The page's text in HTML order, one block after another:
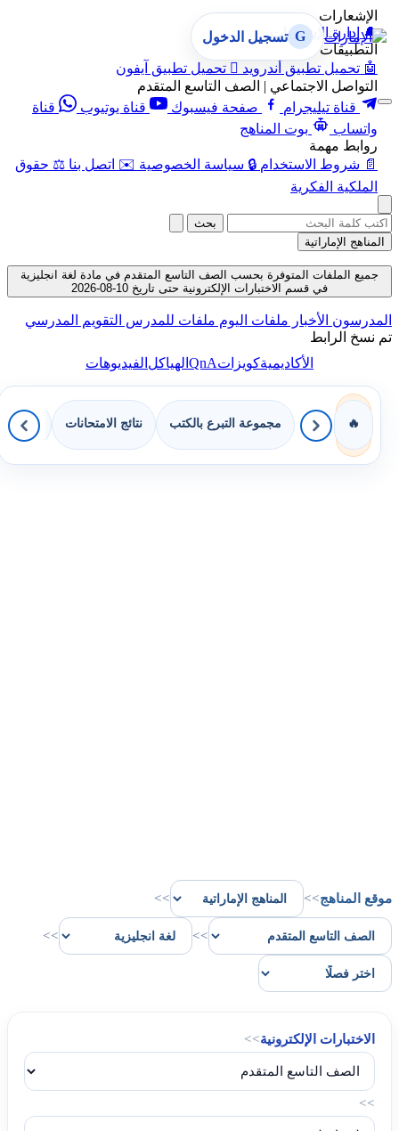
الإشعارات
🔔 إدارة الإشعارات
التطبيقات
🤖 تحميل تطبيق أندرويد  تحميل تطبيق آيفون
التواصل الاجتماعي | الصف التاسع المتقدم
قناة تيليجرام
صفحة فيسبوك قناة يوتيوب
قناة
واتساب
بوت المناهج
روابط مهمة
📄 شروط الاستخدام 🔒 سياسة الخصوصية ✉️ اتصل بنا ⚖️ حقوق
الملكية الفكرية
G تسجيل الدخول
بحث
المناهج الإماراتية
جميع الملفات المتوفرة بحسب الصف التاسع المتقدم في مادة لغة انجليزية
في قسم الاختبارات الإلكترونية حتى تاريخ 10-08-2026
المدرسون الأخبار ملفات اليوم ملفات للمدرس التقويم المدرسي
تم نسخ الرابط
الأكاديميةكويزاتQnAالهياكلالفيديوهات
🔥 مجموعة التبرع بالكتب نتائج الامتحانات
موقع المناهج>>
>>
>>
>>
الاختبارات الإلكترونية>>
>>